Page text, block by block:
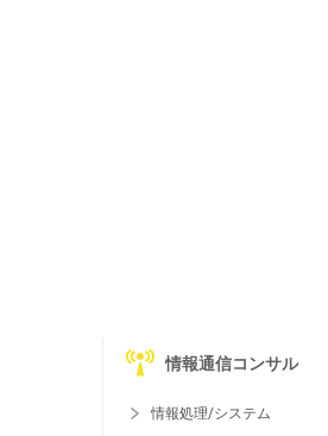
情報通信コンサル
情報処理/システム